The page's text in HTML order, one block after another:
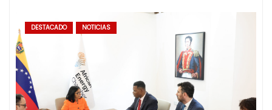
DESTACADO NOTICIAS